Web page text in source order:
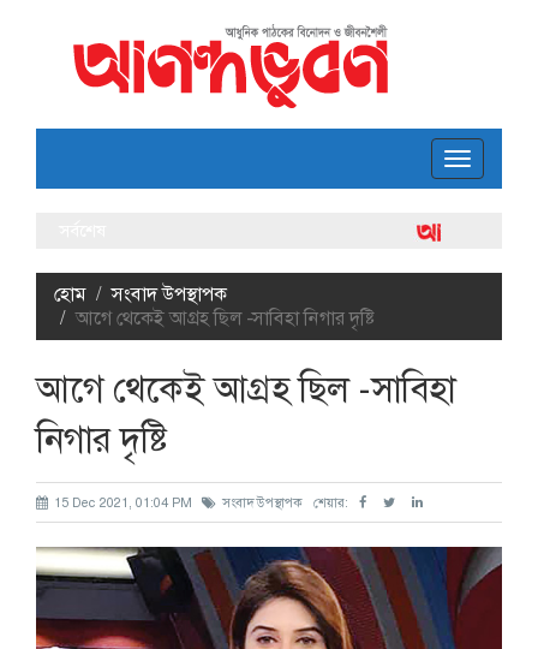
Toggle
হোম
সংবাদ উপস্থাপক
আগে থেকেই আগ্রহ ছিল -সাবিহা নিগার দৃষ্টি
আগে থেকেই আগ্রহ ছিল -সাবিহা
নিগার দৃষ্টি
15 Dec 2021, 01:04 PM সংবাদ উপস্থাপক শেয়ার: